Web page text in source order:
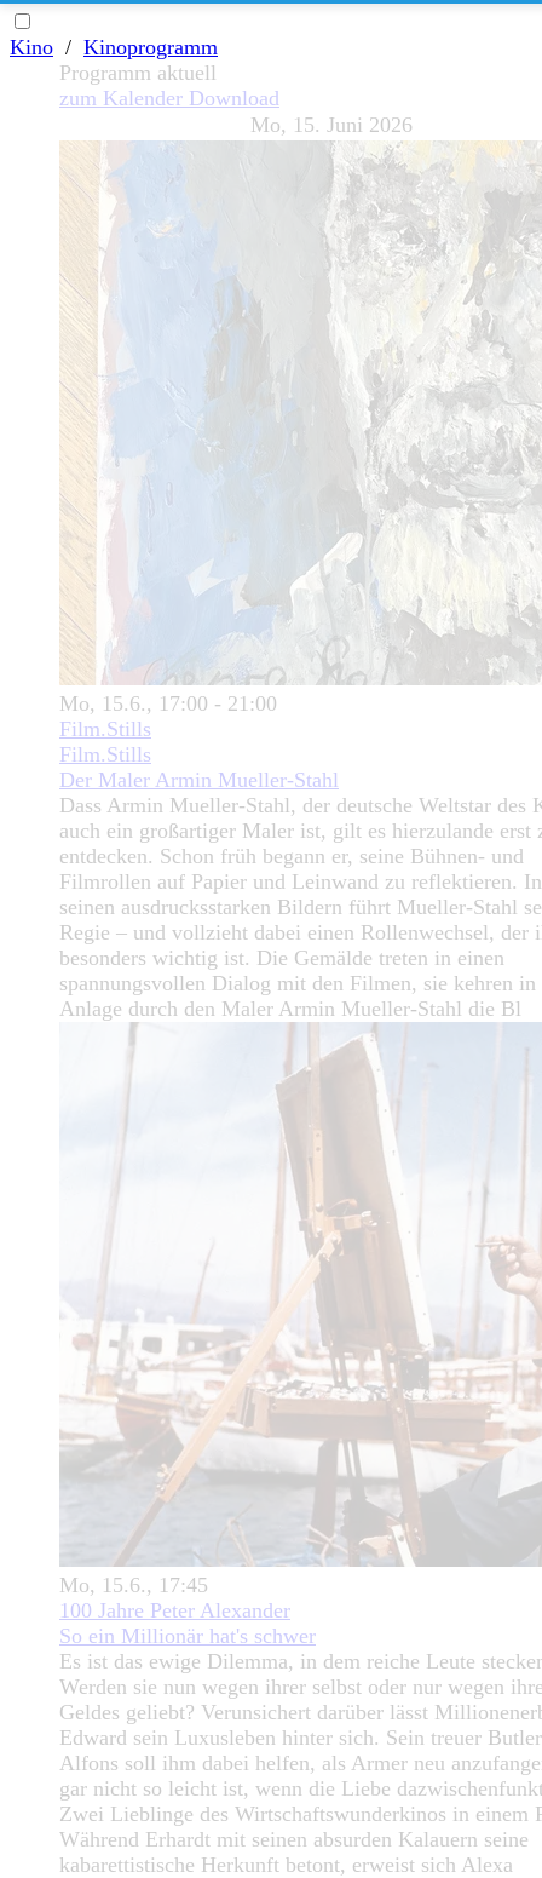
Kino / Kinoprogramm
Programm aktuell
zum Kalender Download
Mo, 15. Juni 2026
Mo, 15.6., 17:00 - 21:00
Film.Stills
Film.Stills
Der Maler Armin Mueller-Stahl
Dass Armin Mueller-Stahl, der deutsche Weltstar des
auch ein großartiger Maler ist, gilt es hierzulande erst
entdecken. Schon früh begann er, seine Bühnen- und
Filmrollen auf Papier und Leinwand zu reflektieren. In
seinen ausdrucksstarken Bildern führt Mueller-Stahl
Regie – und vollzieht dabei einen Rollenwechsel, der
besonders wichtig ist. Die Gemälde treten in einen
spannungsvollen Dialog mit den Filmen, sie kehren
Anlage durch den Maler Armin Mueller-Stahl die Bl
Mo, 15.6., 17:45
100 Jahre Peter Alexander
So ein Millionär hat's schwer
Es ist das ewige Dilemma, in dem reiche Leute
Werden sie nun wegen ihrer selbst oder nur wegen
Geldes geliebt? Verunsichert darüber lässt
Edward sein Luxusleben hinter sich. Sein treuer Butler
Alfons soll ihm dabei helfen, als Armer neu
gar nicht so leicht ist, wenn die Liebe
Zwei Lieblinge des Wirtschaftswunderkinos in einem
Während Erhardt mit seinen absurden Kalauern seine
kabarettistische Herkunft betont, erweist sich Alexa